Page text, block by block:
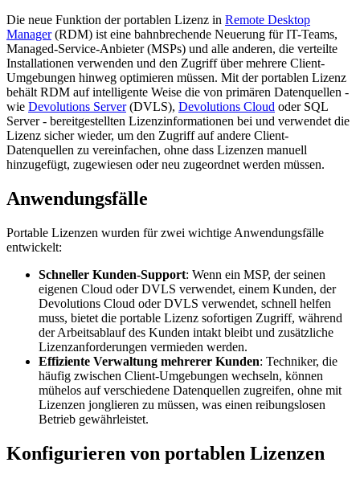
Die neue Funktion der portablen Lizenz in Remote Desktop
Manager(RDM) ist eine bahnbrechende Neuerung für IT-Teams,
Managed-Service-Anbieter (MSPs) und alle anderen, die verteilte
Installationen verwenden und den Zugriff über mehrere Client-
Umgebungen hinweg optimieren müssen. Mit der portablen Lizenz
behält RDM auf intelligente Weise die von primären Datenquellen -
wie Devolutions Server(DVLS), Devolutions Cloud oder SQL
Server - bereitgestellten Lizenzinformationen bei und verwendet die
Lizenz sicher wieder, um den Zugriff auf andere Client-
Datenquellen zu vereinfachen, ohne dass Lizenzen manuell
hinzugefügt, zugewiesen oder neu zugeordnet werden müssen.
Anwendungsfälle
Portable Lizenzen wurden für zwei wichtige Anwendungsfälle
entwickelt:
Schneller Kunden-Support: Wenn ein MSP, der seinen
eigenen Cloud oder DVLS verwendet, einem Kunden, der
Devolutions Cloud oder DVLS verwendet, schnell helfen
muss, bietet die portable Lizenz sofortigen Zugriff, während
der Arbeitsablauf des Kunden intakt bleibt und zusätzliche
Lizenzanforderungen vermieden werden.
Effiziente Verwaltung mehrerer Kunden: Techniker, die
häufig zwischen Client-Umgebungen wechseln, können
mühelos auf verschiedene Datenquellen zugreifen, ohne mit
Lizenzen jonglieren zu müssen, was einen reibungslosen
Betrieb gewährleistet.
Konfigurieren von portablen Lizenzen